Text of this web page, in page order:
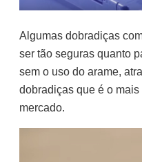
Algumas dobradiças
ser tão seguras quanto
sem o uso do arame,
dobradiças que é o
mercado.